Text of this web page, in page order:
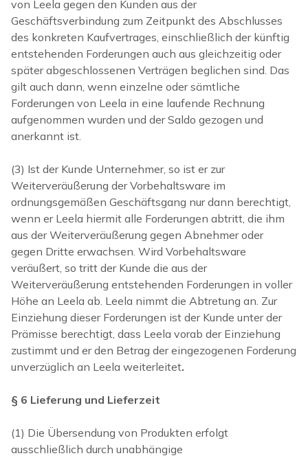
von Leela gegen den Kunden aus der
Geschäftsverbindung zum Zeitpunkt des Abschlusses
des konkreten Kaufvertrages, einschließlich der künftig
entstehenden Forderungen auch aus gleichzeitig oder
später abgeschlossenen Verträgen beglichen sind. Das
gilt auch dann, wenn einzelne oder sämtliche
Forderungen von Leela in eine laufende Rechnung
aufgenommen wurden und der Saldo gezogen und
anerkannt ist.
(3) Ist der Kunde Unternehmer, so ist er zur
Weiterveräußerung der Vorbehaltsware im
ordnungsgemäßen Geschäftsgang nur dann berechtigt,
wenn er Leela hiermit alle Forderungen abtritt, die ihm
aus der Weiterveräußerung gegen Abnehmer oder
gegen Dritte erwachsen. Wird Vorbehaltsware
veräußert, so tritt der Kunde die aus der
Weiterveräußerung entstehenden Forderungen in voller
Höhe an Leela ab. Leela nimmt die Abtretung an. Zur
Einziehung dieser Forderungen ist der Kunde unter der
Prämisse berechtigt, dass Leela vorab der Einziehung
zustimmt und er den Betrag der eingezogenen Forderung
unverzüglich an Leela weiterleitet.
§ 6 Lieferung und Lieferzeit
(1) Die Übersendung von Produkten erfolgt
ausschließlich durch unabhängige